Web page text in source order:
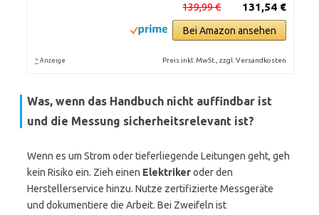
131,54 €
139,99 €
Bei Amazon ansehen
* Anzeige Preis inkl. MwSt., zzgl. Versandkosten
Was, wenn das Handbuch nicht auffindbar ist
und die Messung sicherheitsrelevant ist?
Wenn es um Strom oder tieferliegende Leitungen geht, geh
kein Risiko ein. Zieh einen Elektrikeroder den
Herstellerservice hinzu. Nutze zertifizierte Messgeräte
und dokumentiere die Arbeit. Bei Zweifeln ist